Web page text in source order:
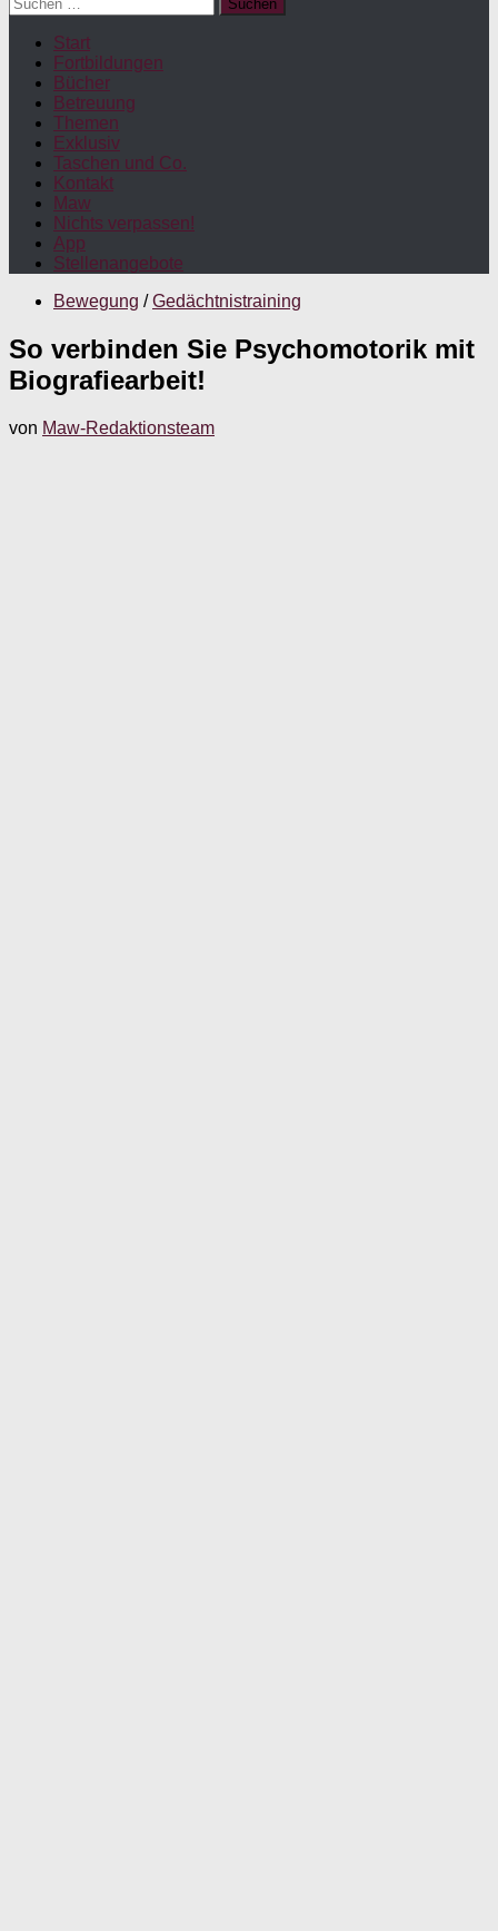
nach:
Start
Fortbildungen
Bücher
Betreuung
Themen
Exklusiv
Taschen und Co.
Kontakt
Maw
Nichts verpassen!
App
Stellenangebote
Bewegung / Gedächtnistraining
So verbinden Sie Psychomotorik mit
Biografiearbeit!
von Maw-Redaktionsteam